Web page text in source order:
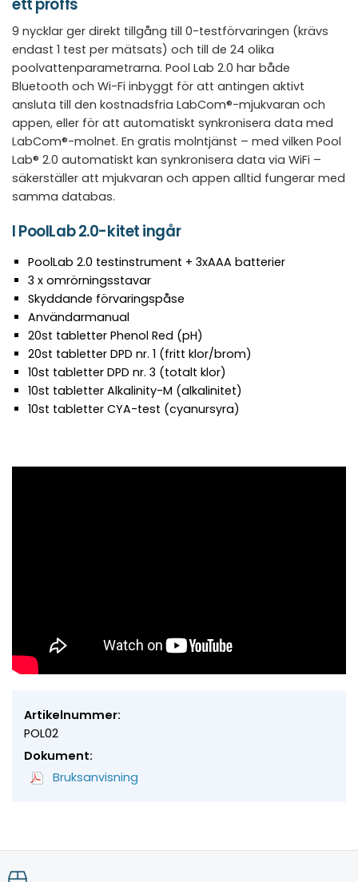
ett proffs
9 nycklar ger direkt tillgång till 0-testförvaringen (krävs
endast 1 test per mätsats) och till de 24 olika
poolvattenparametrarna. Pool Lab 2.0 har både
Bluetooth och Wi-Fi inbyggt för att antingen aktivt
ansluta till den kostnadsfria LabCom®-mjukvaran och
appen, eller för att automatiskt synkronisera data med
LabCom®-molnet. En gratis molntjänst – med vilken Pool
Lab® 2.0 automatiskt kan synkronisera data via WiFi –
säkerställer att mjukvaran och appen alltid fungerar med
samma databas.
I PoolLab 2.0-kitet ingår
PoolLab 2.0 testinstrument + 3xAAA batterier
3 x omrörningsstavar
Skyddande förvaringspåse
Användarmanual
20st tabletter Phenol Red (pH)
20st tabletter DPD nr. 1 (fritt klor/brom)
10st tabletter DPD nr. 3 (totalt klor)
10st tabletter Alkalinity-M (alkalinitet)
10st tabletter CYA-test (cyanursyra)
Artikelnummer:
POL02
Dokument:
Bruksanvisning